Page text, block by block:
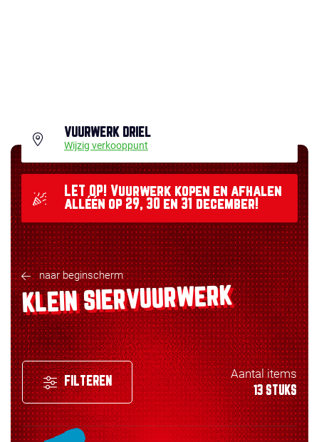
VUURWERK DRIEL
Wijzig verkooppunt
LET OP! Vuurwerk kopen en afhalen
alléén op 29, 30 en 31 december!
naar beginscherm
KLEIN SIERVUURWERK
FILTEREN
Aantal items
13 STUKS